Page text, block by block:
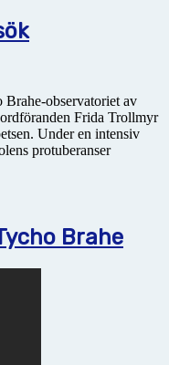
Brahe-observatoriet av
Frida Trollmyr
Under en intensiv
protuberanser
Brahe